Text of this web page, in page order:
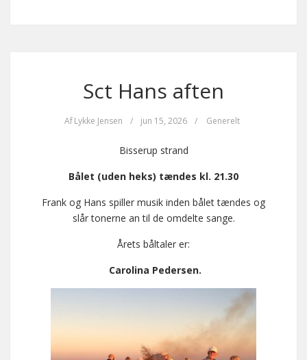
Sct Hans aften
Af Lykke Jensen / jun 15, 2026 / Generelt
Bisserup strand
Bålet (uden heks) tændes kl. 21.30
Frank og Hans spiller musik inden bålet tændes og
slår tonerne an til de omdelte sange.
Årets båltaler er:
Carolina Pedersen.